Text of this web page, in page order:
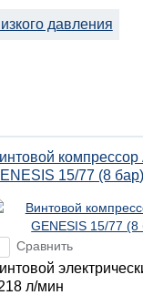
давления
компрессор
15/77 (8 бар)
Сравнить
Винтовой
л/мин